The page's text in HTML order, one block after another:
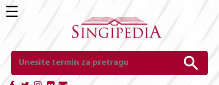
☰